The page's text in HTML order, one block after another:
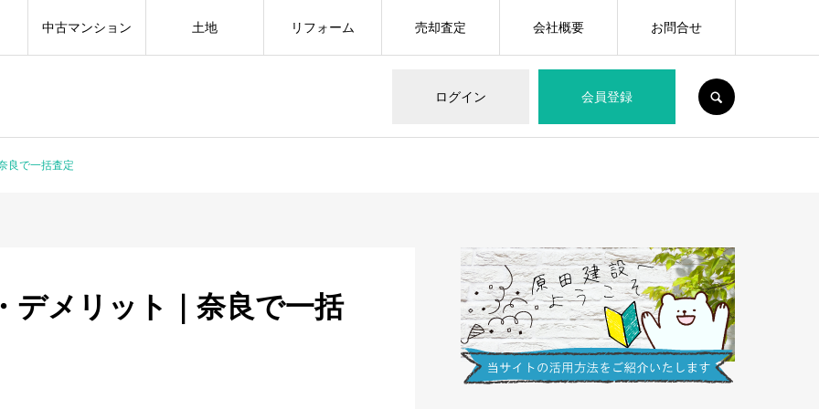
ログイン 会員登録
中古マンション 土地 リフォーム 売却査定 会社概要 お問合せ
良で一括査定
デメリット｜奈良で一括